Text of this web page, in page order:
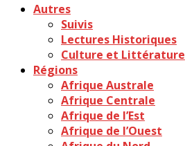
Autres
Suivis
Lectures Historiques
Culture et Littérature
Régions
Afrique Australe
Afrique Centrale
Afrique de l’Est
Afrique de l’Ouest